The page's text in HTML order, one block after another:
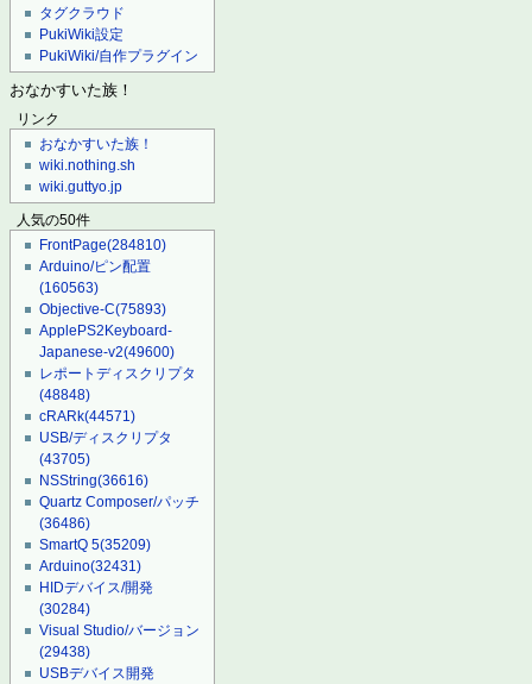
タグクラウド
PukiWiki設定
PukiWiki/自作プラグイン
おなかすいた族！
リンク
おなかすいた族！
wiki.nothing.sh
wiki.guttyo.jp
人気の50件
FrontPage(284810)
Arduino/ピン配置
(160563)
Objective-C(75893)
ApplePS2Keyboard-
Japanese-v2(49600)
レポートディスクリプタ
(48848)
cRARk(44571)
USB/ディスクリプタ
(43705)
NSString(36616)
Quartz Composer/パッチ
(36486)
SmartQ 5(35209)
Arduino(32431)
HIDデバイス/開発
(30284)
Visual Studio/バージョン
(29438)
USBデバイス開発